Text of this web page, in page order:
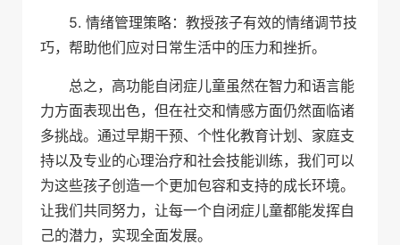
5. 情绪管理策略：教授孩子有效的情绪调节技
巧，帮助他们应对日常生活中的压力和挫折。
总之，高功能自闭症儿童虽然在智力和语言能
力方面表现出色，但在社交和情感方面仍然面临诸
多挑战。通过早期干预、个性化教育计划、家庭支
持以及专业的心理治疗和社会技能训练，我们可以
为这些孩子创造一个更加包容和支持的成长环境。
让我们共同努力，让每一个自闭症儿童都能发挥自
己的潜力，实现全面发展。